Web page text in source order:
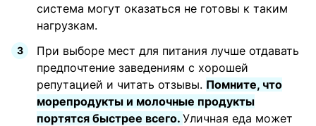
система могут оказаться не готовы к таким
нагрузкам.
При выборе мест для питания лучше отдавать
предпочтение заведениям с хорошей
репутацией и читать отзывы. Помните, что
морепродукты и молочные продукты
портятся быстрее всего. Уличная еда может